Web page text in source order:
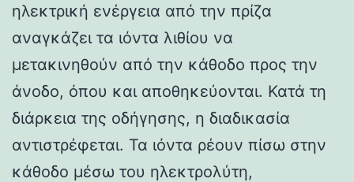
ηλεκτρική ενέργεια από την πρίζα
αναγκάζει τα ιόντα λιθίου να
μετακινηθούν από την κάθοδο προς την
άνοδο, όπου και αποθηκεύονται. Κατά τη
διάρκεια της οδήγησης, η διαδικασία
αντιστρέφεται. Τα ιόντα ρέουν πίσω στην
κάθοδο μέσω του ηλεκτρολύτη,